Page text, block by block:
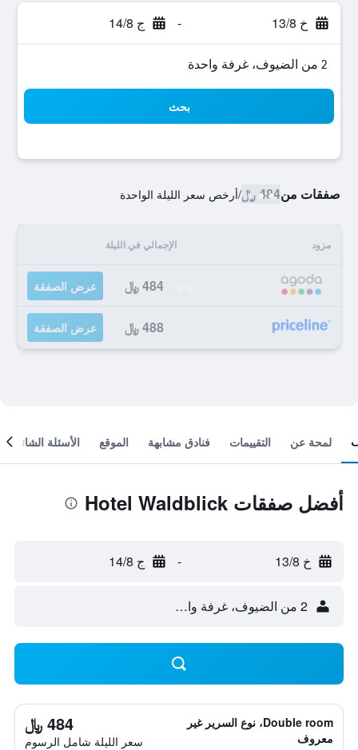
خ 13/8 - ج 14/8
2 من الضيوف، غرفة واحدة
بحث
صفقات من484 ﷼ /أرخص سعر الليلة الواحدة
مزود الإجمالي في الليلة
484 ﷼ عرض الصفقة
488 ﷼ عرض الصفقة
لمحة عن التقييمات فنادق مشابهة الموقع الأسئلة الشائعة
أفضل صفقات Hotel Waldblick
خ 13/8 - ج 14/8
2 من الضيوف، غرفة واحدة
Double room، نوع السرير غير
معروف
484 ﷼
سعر الليلة شامل الرسوم